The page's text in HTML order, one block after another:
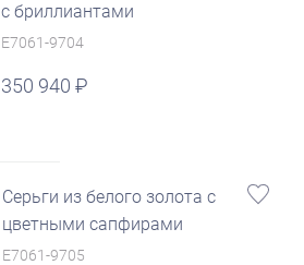
с бриллиантами
E7061-9704
350 940
Серьги из белого золота с
цветными сапфирами
E7061-9705